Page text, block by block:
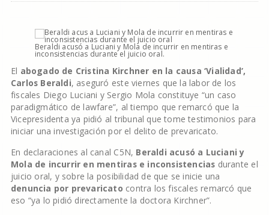
Beraldi acusó a Luciani y Mola de incurrir en mentiras e
inconsistencias durante el juicio oral.
El abogado de Cristina Kirchner en la causa ‘Vialidad’,
Carlos Beraldi, aseguró este viernes que la labor de los
fiscales Diego Luciani y Sergio Mola constituye “un caso
paradigmático de lawfare”, al tiempo que remarcó que la
Vicepresidenta ya pidió al tribunal que tome testimonios para
iniciar una investigación por el delito de prevaricato.
En declaraciones al canal C5N, Beraldi acusó a Luciani y
Mola de incurrir en mentiras e inconsistencias durante el
juicio oral, y sobre la posibilidad de que se inicie una
denuncia por prevaricato contra los fiscales remarcó que
eso “ya lo pidió directamente la doctora Kirchner”.